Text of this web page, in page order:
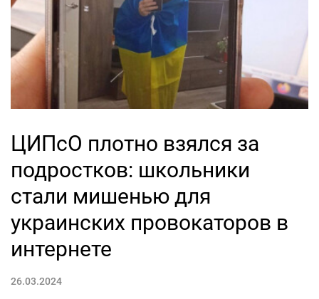
ЦИПсО плотно взялся за
подростков: школьники
стали мишенью для
украинских провокаторов в
интернете
26.03.2024